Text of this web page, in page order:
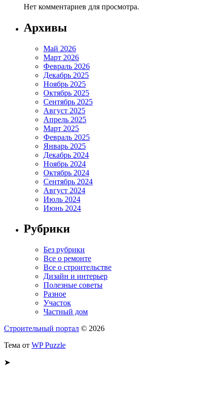
Нет комментариев для просмотра.
Архивы
Май 2026
Март 2026
Февраль 2026
Декабрь 2025
Ноябрь 2025
Октябрь 2025
Сентябрь 2025
Август 2025
Апрель 2025
Март 2025
Февраль 2025
Январь 2025
Декабрь 2024
Ноябрь 2024
Октябрь 2024
Сентябрь 2024
Август 2024
Июль 2024
Июнь 2024
Рубрики
Без рубрики
Все о ремонте
Все о строительстве
Дизайн и интерьер
Полезные советы
Разное
Участок
Частный дом
Строительный портал © 2026
Тема от WP Puzzle
➤